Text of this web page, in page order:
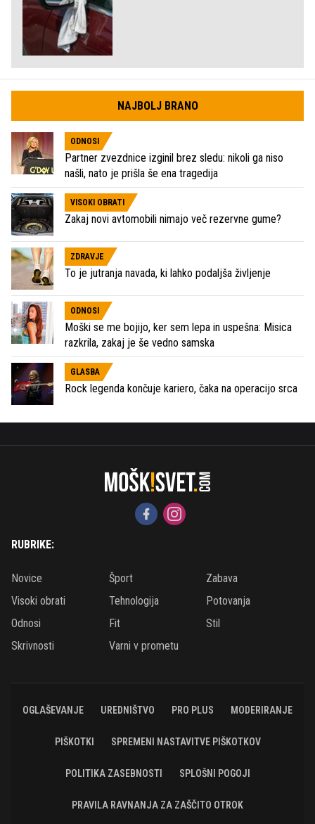
NAJBOLJ BRANO
ODNOSI
Partner zvezdnice izginil brez sledu: nikoli ga niso
našli, nato je prišla še ena tragedija
VISOKI OBRATI
Zakaj novi avtomobili nimajo več rezervne gume?
ZDRAVJE
To je jutranja navada, ki lahko podaljša življenje
ODNOSI
Moški se me bojijo, ker sem lepa in uspešna: Misica
razkrila, zakaj je še vedno samska
GLASBA
Rock legenda končuje kariero, čaka na operacijo srca
RUBRIKE:
Novice Šport
Zabava
Visoki obrati
Tehnologija
Potovanja
Odnosi
Fit
Stil
Skrivnosti
Varni v prometu
OGLAŠEVANJE UREDNIŠTVO PRO PLUS MODERIRANJE
PIŠKOTKI SPREMENI NASTAVITVE PIŠKOTKOV
POLITIKA ZASEBNOSTI SPLOŠNI POGOJI
PRAVILA RAVNANJA ZA ZAŠČITO OTROK